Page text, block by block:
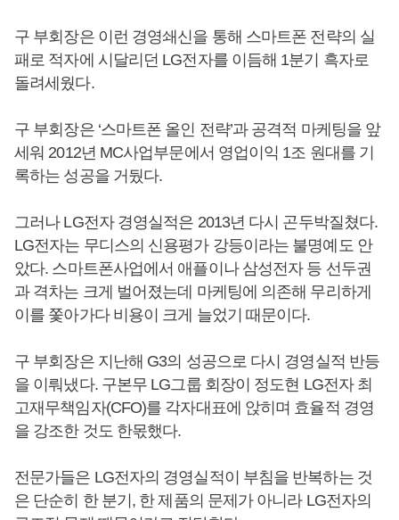
구 부회장은 이런 경영쇄신을 통해 스마트폰 전략의 실
패로 적자에 시달리던 LG전자를 이듬해 1분기 흑자로
돌려세웠다.
구 부회장은 ‘스마트폰 올인 전략’과 공격적 마케팅을 앞
세워 2012년 MC사업부문에서 영업이익 1조 원대를 기
록하는 성공을 거뒀다.
그러나 LG전자 경영실적은 2013년 다시 곤두박질쳤다.
LG전자는 무디스의 신용평가 강등이라는 불명예도 안
았다. 스마트폰사업에서 애플이나 삼성전자 등 선두권
과 격차는 크게 벌어졌는데 마케팅에 의존해 무리하게
이를 쫓아가다 비용이 크게 늘었기 때문이다.
구 부회장은 지난해 G3의 성공으로 다시 경영실적 반등
을 이뤄냈다. 구본무 LG그룹 회장이 정도현 LG전자 최
고재무책임자(CFO)를 각자대표에 앉히며 효율적 경영
을 강조한 것도 한몫했다.
전문가들은 LG전자의 경영실적이 부침을 반복하는 것
은 단순히 한 분기, 한 제품의 문제가 아니라 LG전자의